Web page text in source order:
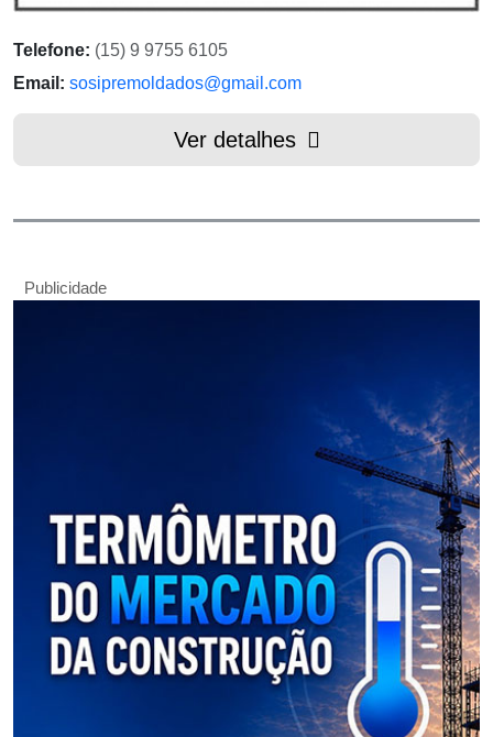
Telefone: (15) 9 9755 6105
Email: sosipremoldados@gmail.com
Ver detalhes
Publicidade